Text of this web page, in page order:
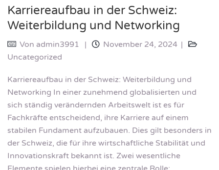
Karriereaufbau in der Schweiz:
Weiterbildung und Networking
Von admin3991
November 24, 2024
Uncategorized
Karriereaufbau in der Schweiz: Weiterbildung und
Networking In einer zunehmend globalisierten und
sich ständig verändernden Arbeitswelt ist es für
Fachkräfte entscheidend, ihre Karriere auf einem
stabilen Fundament aufzubauen. Dies gilt besonders in
der Schweiz, die für ihre wirtschaftliche Stabilität und
Innovationskraft bekannt ist. Zwei wesentliche